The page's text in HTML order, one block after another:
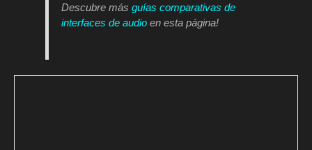
Descubre másguías comparativas de
interfaces de audio en esta página!